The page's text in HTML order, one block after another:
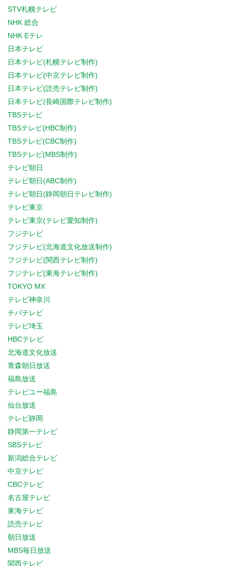
STV札幌テレビ
NHK 総合
NHK Eテレ
日本テレビ
日本テレビ(札幌テレビ制作)
日本テレビ(中京テレビ制作)
日本テレビ(読売テレビ制作)
日本テレビ(長崎国際テレビ制作)
TBSテレビ
TBSテレビ(HBC制作)
TBSテレビ(CBC制作)
TBSテレビ(MBS制作)
テレビ朝日
テレビ朝日(ABC制作)
テレビ朝日(静岡朝日テレビ制作)
テレビ東京
テレビ東京(テレビ愛知制作)
フジテレビ
フジテレビ(北海道文化放送制作)
フジテレビ(関西テレビ制作)
フジテレビ(東海テレビ制作)
TOKYO MX
テレビ神奈川
チバテレビ
テレビ埼玉
HBCテレビ
北海道文化放送
青森朝日放送
福島放送
テレビユー福島
仙台放送
テレビ静岡
静岡第一テレビ
SBSテレビ
新潟総合テレビ
中京テレビ
CBCテレビ
名古屋テレビ
東海テレビ
読売テレビ
朝日放送
MBS毎日放送
関西テレビ